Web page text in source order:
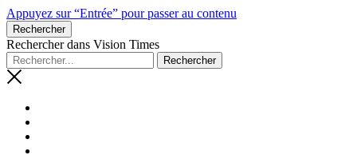
Appuyez sur “Entrée” pour passer au contenu
Rechercher
Rechercher dans Vision Times